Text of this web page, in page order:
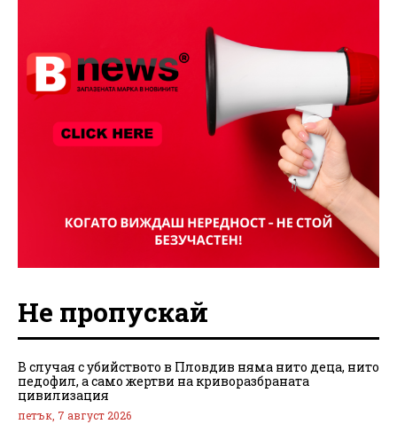
Не пропускай
В случая с убийството в Пловдив няма нито деца, нито
педофил, а само жертви на криворазбраната
цивилизация
петък, 7 август 2026